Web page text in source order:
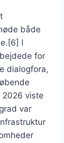
både
I
for
dialogfora,
2026 viste
var